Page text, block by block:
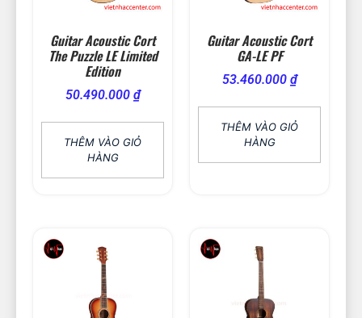
Guitar Acoustic Cort
The Puzzle LE Limited
Edition
50.490.000 ₫
THÊM VÀO GIỎ
HÀNG
Guitar Acoustic Cort
GA-LE PF
53.460.000 ₫
THÊM VÀO GIỎ
HÀNG